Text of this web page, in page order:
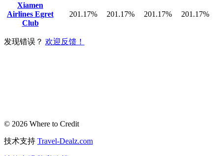
Xiamen
Airlines Egret
Club
201.17% 201.17% 201.17% 201.17%
发现错误？ 欢迎反馈！
© 2026 Where to Credit
技术支持 Travel-Dealz.com